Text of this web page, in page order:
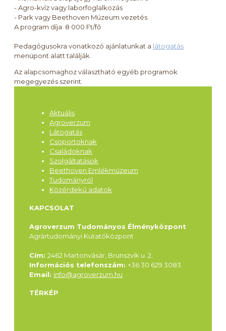
- Agro-kvíz vagy laborfoglalkozás
- Park vagy Beethoven Múzeum vezetés
A program díja: 8 000 Ft/fő
Pedagógusokra vonatkozó ajánlatunkat a látogatás
menüpont alatt találják.
Az alapcsomaghoz választható egyéb programok
megegyezés szerint.
Aktuális
Agroverzum
Látogatás
Csoportoknak
Családoknak
Szolgáltatások
Beethoven Emlékmúzeum
Tudományról
Közérdekű adatok
KAPCSOLAT
Agroverzum Tudományos Élményközpont
Agrártudományi Kutatóközpont
Cím: 2462 Martonvásár, Brunszvik u. 2.
Információs telefonszám: +36 30 629 3083
Email: info@agroverzum.hu
TÉRKÉP